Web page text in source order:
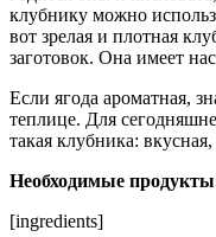
клубнику можно
вот зрелая и плотная
заготовок. Она имеет
Если ягода ароматная,
теплице. Для
такая клубника:
Необходимые
[ingredients]